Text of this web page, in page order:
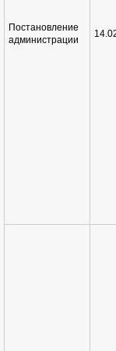
Постановление
администрации